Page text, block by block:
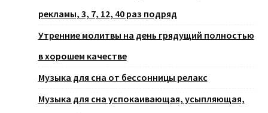
рекламы, 3, 7, 12, 40 раз подряд
Утренние молитвы на день грядущий полностью
в хорошем качестве
Музыка для сна от бессонницы релакс
Музыка для сна успокаивающая, усыпляющая,